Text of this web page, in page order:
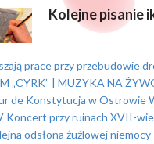
Kolejne pisanie
prace przy przebudowie
„CYRK” | MUZYKA NA ŻYWO –
de Konstytucja w Ostrowie
przy ruinach XVII-wiecznej
odsłona żużlowej niemocy